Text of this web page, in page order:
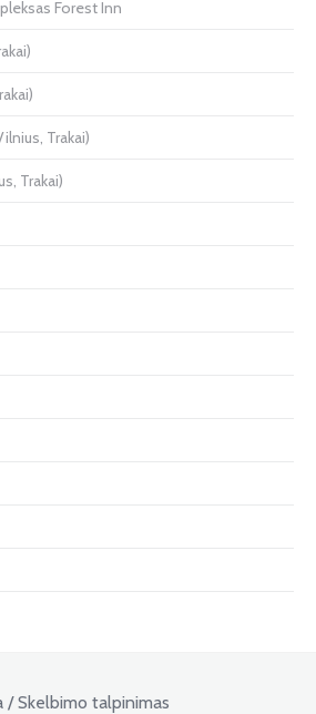
Forest Inn
Trakai)
Trakai)
/ Skelbimo talpinimas